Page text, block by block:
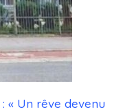
« Un rêve devenu